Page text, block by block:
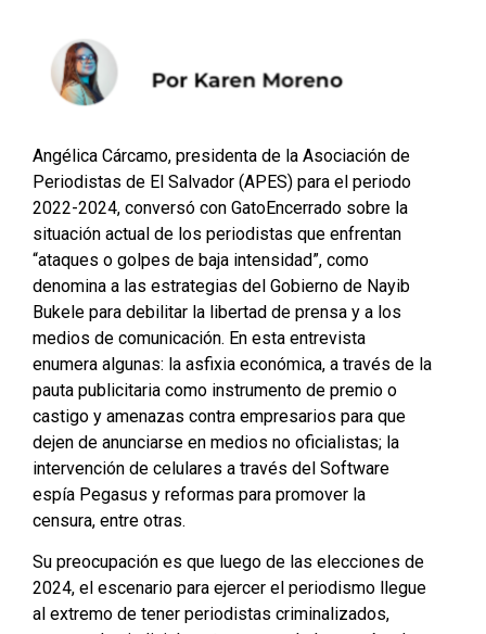
Angélica Cárcamo, presidenta de la Asociación de
Periodistas de El Salvador (APES) para el periodo
2022-2024, conversó con GatoEncerrado sobre la
situación actual de los periodistas que enfrentan
“ataques o golpes de baja intensidad”, como
denomina a las estrategias del Gobierno de Nayib
Bukele para debilitar la libertad de prensa y a los
medios de comunicación. En esta entrevista
enumera algunas: la asfixia económica, a través de la
pauta publicitaria como instrumento de premio o
castigo y amenazas contra empresarios para que
dejen de anunciarse en medios no oficialistas; la
intervención de celulares a través del Software
espía Pegasus y reformas para promover la
censura, entre otras.
Su preocupación es que luego de las elecciones de
2024, el escenario para ejercer el periodismo llegue
al extremo de tener periodistas criminalizados,